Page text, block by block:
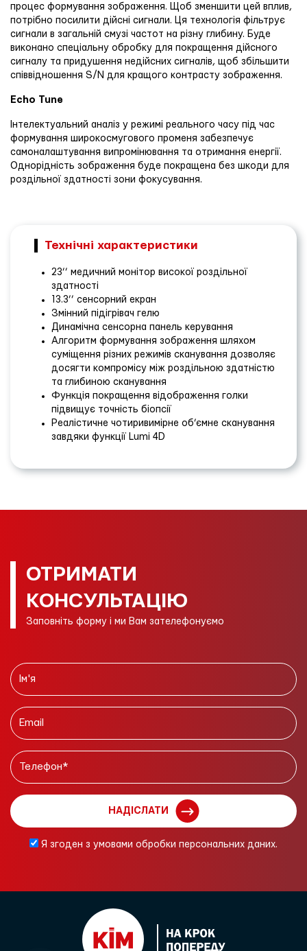
процес формування зображення. Щоб зменшити цей вплив,
потрібно посилити дійсні сигнали. Ця технологія фільтрує
сигнали в загальній смузі частот на різну глибину. Буде
виконано спеціальну обробку для покращення дійсного
сигналу та придушення недійсних сигналів, щоб збільшити
співвідношення S/N для кращого контрасту зображення.
Echo Tune
Інтелектуальний аналіз у режимі реального часу під час
формування широкосмугового променя забезпечує
самоналаштування випромінювання та отримання енергії.
Однорідність зображення буде покращена без шкоди для
роздільної здатності зони фокусування.
Технічні характеристики
23’’ медичний монітор високої роздільної
здатності
13.3’’ сенсорний екран
Змінний підігрівач гелю
Динамічна сенсорна панель керування
Алгоритм формування зображення шляхом
суміщення різних режимів сканування дозволяє
досягти компромісу між роздільною здатністю
та глибиною сканування
Функція покращення відображення голки
підвищує точність біопсії
Реалістичне чотиривимірне об’ємне сканування
завдяки функції Lumi 4D
ОТРИМАТИ
КОНСУЛЬТАЦІЮ
Заповніть форму і ми Вам зателефонуємо
НАДІСЛАТИ
Я згоден з умовами обробки персональних даних.